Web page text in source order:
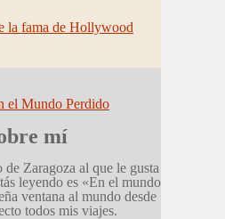
la fama de Hollywood
mí
Zaragoza al que le gusta
leyendo es «En el mundo
ventana al mundo desde
todos mis viajes.